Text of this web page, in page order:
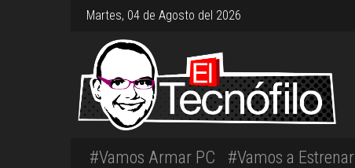
Martes, 04 de Agosto del 2026
#Vamos Armar PC #Vamos a Estrenar